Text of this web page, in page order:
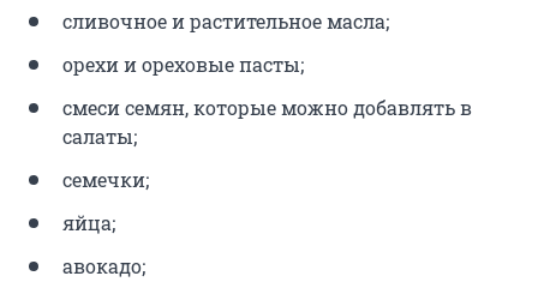
сливочное и растительное масла;
орехи и ореховые пасты;
смеси семян, которые можно добавлять в
салаты;
семечки;
яйца;
авокадо;